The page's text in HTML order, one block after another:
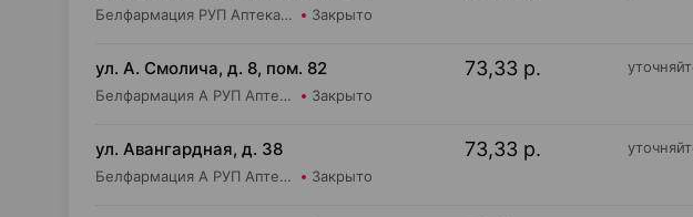
Белфармация РУП Аптека №97 Закрыто
ул. А. Смолича, д. 8, пом. 82
Белфармация А РУП Аптека №3 Закрыто
73,33 р.
ул. Авангардная, д. 38
Белфармация А РУП Аптека №34 Закрыто
73,33 р.